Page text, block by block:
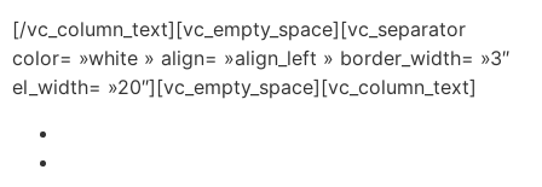
[/vc_column_text][vc_empty_space][vc_separator
color= »white » align= »align_left » border_width= »3″
el_width= »20″][vc_empty_space][vc_column_text]